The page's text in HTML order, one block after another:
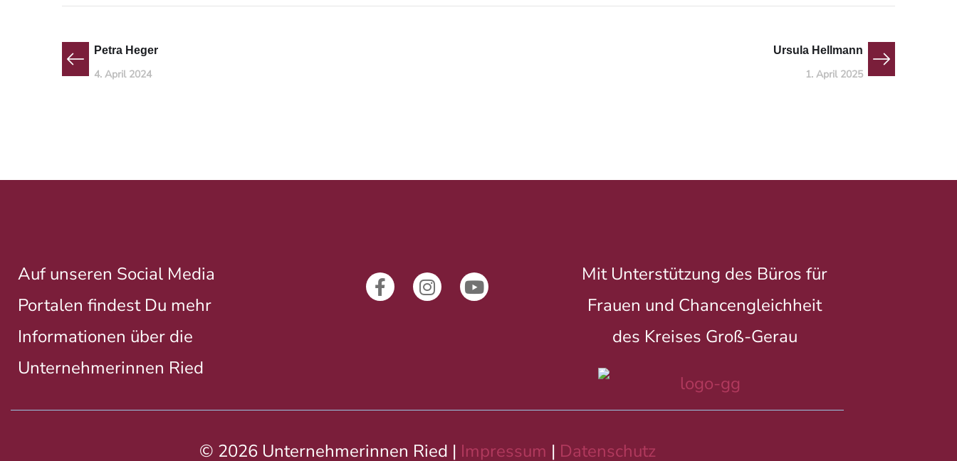
Petra Heger
4. April 2024
Ursula Hellmann
1. April 2025
Auf unseren Social Media
Portalen findest Du mehr
Informationen über die
Unternehmerinnen Ried
Mit Unterstützung des Büros für
Frauen und Chancengleichheit
des Kreises Groß-Gerau
© 2026 Unternehmerinnen Ried | Impressum | Datenschutz